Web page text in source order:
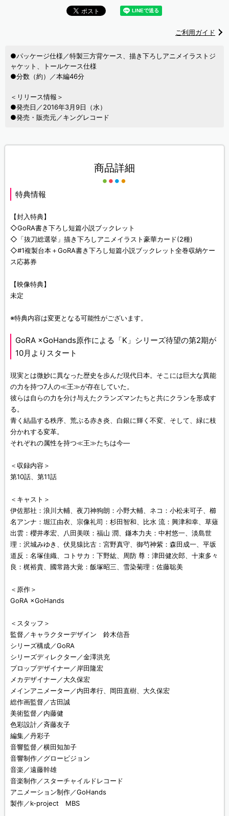
ご利用ガイド
●パッケージ仕様／特製三方背ケース、描き下ろしアニメイラストジ
ャケット、トールケース仕様
●分数（約）／本編46分
＜リリース情報＞
●発売日／2016年3月9日（水）
●発売・販売元／キングレコード
商品詳細
特典情報
【封入特典】
◇GoRA書き下ろし短篇小説ブックレット
◇「抜刀総選挙」描き下ろしアニメイラスト豪華カード(2種)
◇#1複製台本＋GoRA書き下ろし短篇小説ブックレット全巻収納ケー
ス応募券
【映像特典】
未定
※特典内容は変更となる可能性がございます。
GoRA ×GoHands原作による「K」シリーズ待望の第2期が
10月よりスタート
現実とは微妙に異なった歴史を歩んだ現代日本。そこには巨大な異能
の力を持つ7人の≪王≫が存在していた。
彼らは自らの力を分け与えたクランズマンたちと共にクランを形成す
る。
青く結晶する秩序、荒ぶる赤き炎、白銀に輝く不変、そして、緑に枝
分かれする変革。
それぞれの属性を持つ≪王≫たちは今―
＜収録内容＞
第10話、第11話
＜キャスト＞
伊佐那社：浪川大輔、夜刀神狗朗：小野大輔、ネコ：小松未可子、櫛
名アンナ：堀江由衣、宗像礼司：杉田智和、比水 流：興津和幸、草薙
出雲：櫻井孝宏、八田美咲：福山 潤、鎌本力夫：中村悠一、淡島世
理：沢城みゆき、伏見猿比古：宮野真守、御芍神紫：森田成一、平坂
道反：名塚佳織、コトサカ：下野紘、周防 尊：津田健次郎、十束多々
良：梶裕貴、國常路大覚：飯塚昭三、雪染菊理：佐藤聡美
＜原作＞
GoRA ×GoHands
＜スタッフ＞
監督／キャラクターデザイン 鈴木信吾
シリーズ構成／GoRA
シリーズディレクター／金澤洪充
プロップデザイナー／岸田隆宏
メカデザイナー／大久保宏
メインアニメーター／内田孝行、岡田直樹、大久保宏
総作画監督／古田誠
美術監督／内藤健
色彩設計／斉藤友子
編集／丹彩子
音響監督／横田知加子
音響制作／グロービジョン
音楽／遠藤幹雄
音楽制作／スターチャイルドレコード
アニメーション制作／GoHands
製作／k-project MBS